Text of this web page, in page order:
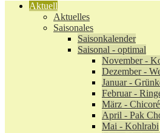
Aktuell
Aktuelles
Saisonales
Saisonkalender
Saisonal - optimal
November -
Dezember -
Januar -
Februar -
März -
April - Pak
Mai - Kohlrabi